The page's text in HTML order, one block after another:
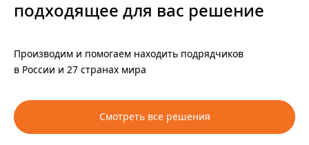
подходящее для вас решение
Производим и помогаем находить подрядчиков
в России и 27 странах мира
Смотреть все решения